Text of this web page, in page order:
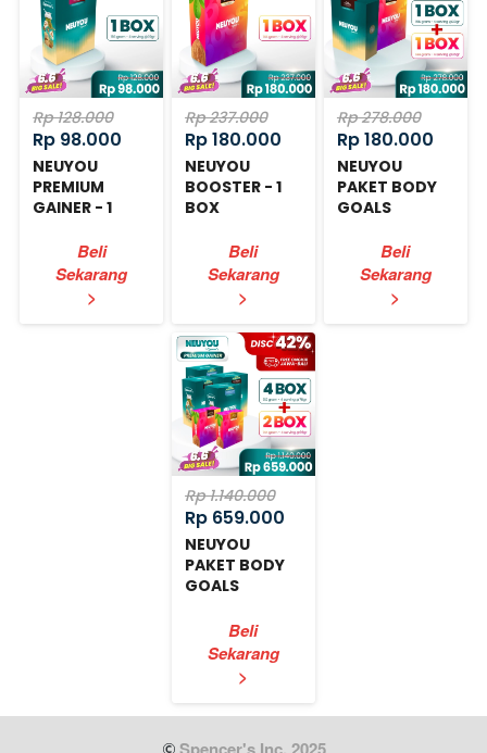
Rp 128.000
Rp 98.000
NEUYOU
PREMIUM
GAINER - 1
`
Beli
Sekarang
>
Rp 237.000
Rp 180.000
NEUYOU
BOOSTER - 1
BOX
`
Beli
Sekarang
>
Rp 278.000
Rp 180.000
NEUYOU
PAKET BODY
GOALS
`
Beli
Sekarang
>
Rp 1.140.000
Rp 659.000
NEUYOU
PAKET BODY
GOALS
`
Beli
Sekarang
>